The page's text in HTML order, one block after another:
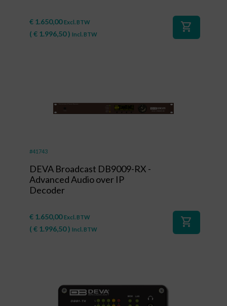
€ 1.650,00 Excl. BTW
( € 1.996,50) Incl. BTW
shopping_cart
#41743
DEVA Broadcast DB9009-RX -
Advanced Audio over IP
Decoder
€ 1.650,00 Excl. BTW
( € 1.996,50) Incl. BTW
shopping_cart